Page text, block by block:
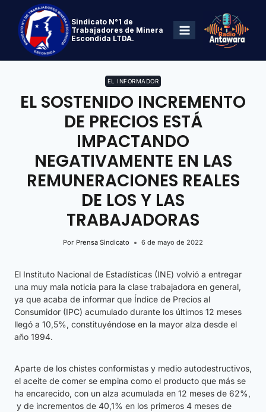
Sindicato N°1 de
Trabajadores de Minera
Escondida LTDA.
EL INFORMADOR
EL SOSTENIDO INCREMENTO
DE PRECIOS ESTÁ
IMPACTANDO
NEGATIVAMENTE EN LAS
REMUNERACIONES REALES
DE LOS Y LAS
TRABAJADORAS
Por Prensa Sindicato 6 de mayo de 2022
El Instituto Nacional de Estadísticas (INE) volvió a entregar
una muy mala noticia para la clase trabajadora en general,
ya que acaba de informar que Índice de Precios al
Consumidor (IPC) acumulado durante los últimos 12 meses
llegó a 10,5%, constituyéndose en la mayor alza desde el
año 1994.
Aparte de los chistes conformistas y medio autodestructivos,
el aceite de comer se empina como el producto que más se
ha encarecido, con un alza acumulada en 12 meses de 62%,
y de incrementos de 40,1% en los primeros 4 meses de